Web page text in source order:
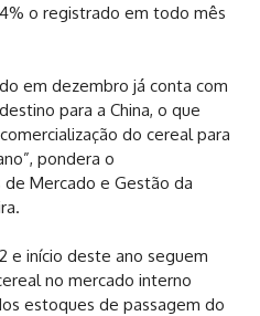
o registrado em todo mês
em dezembro já conta com
para a China, o que
do cereal para
pondera o
Mercado e Gestão da
e início deste ano seguem
no mercado interno
estoques de passagem do